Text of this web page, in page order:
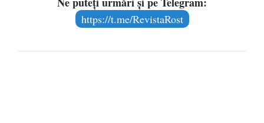
https://t.me/RevistaRost